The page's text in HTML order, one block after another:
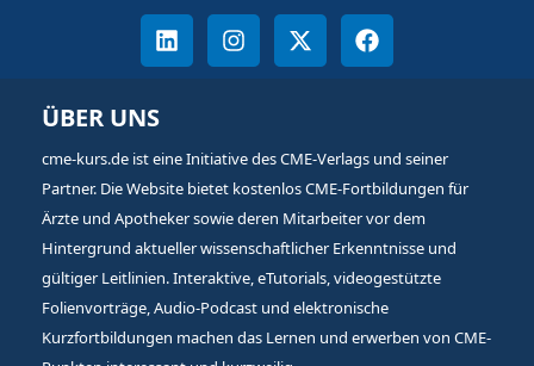
ÜBER UNS
cme-kurs.de ist eine Initiative des CME-Verlags und seiner
Partner. Die Website bietet kostenlos CME-Fortbildungen für
Ärzte und Apotheker sowie deren Mitarbeiter vor dem
Hintergrund aktueller wissenschaftlicher Erkenntnisse und
gültiger Leitlinien. Interaktive, eTutorials, videogestützte
Folienvorträge, Audio-Podcast und elektronische
Kurzfortbildungen machen das Lernen und erwerben von CME-